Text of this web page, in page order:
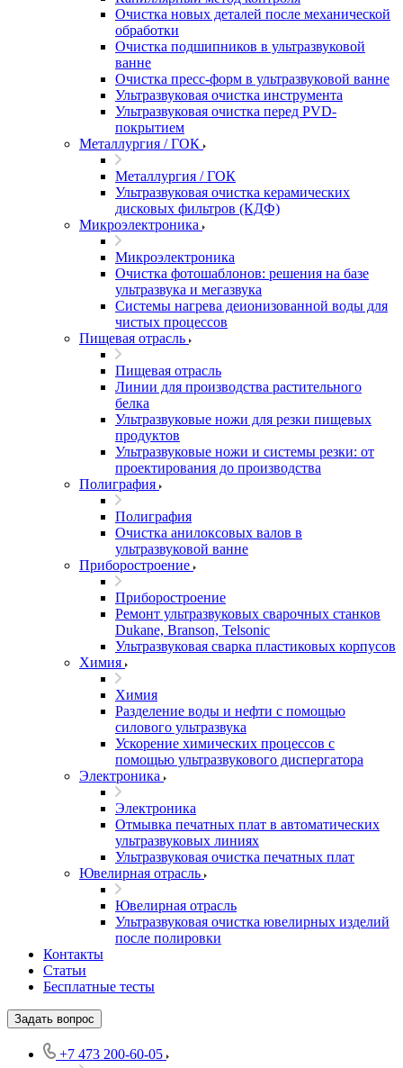
Очистка новых деталей после механической
обработки
Очистка подшипников в ультразвуковой
ванне
Очистка пресс-форм в ультразвуковой ванне
Ультразвуковая очистка инструмента
Ультразвуковая очистка перед PVD-
покрытием
Металлургия / ГОК
Металлургия / ГОК
Ультразвуковая очистка керамических
дисковых фильтров (КДФ)
Микроэлектроника
Микроэлектроника
Очистка фотошаблонов: решения на базе
ультразвука и мегазвука
Системы нагрева деионизованной воды для
чистых процессов
Пищевая отрасль
Пищевая отрасль
Линии для производства растительного
белка
Ультразвуковые ножи для резки пищевых
продуктов
Ультразвуковые ножи и системы резки: от
проектирования до производства
Полиграфия
Полиграфия
Очистка анилоксовых валов в
ультразвуковой ванне
Приборостроение
Приборостроение
Ремонт ультразвуковых сварочных станков
Dukane, Branson, Telsonic
Ультразвуковая сварка пластиковых корпусов
Химия
Химия
Разделение воды и нефти с помощью
силового ультразвука
Ускорение химических процессов с
помощью ультразвукового диспергатора
Электроника
Электроника
Отмывка печатных плат в автоматических
ультразвуковых линиях
Ультразвуковая очистка печатных плат
Ювелирная отрасль
Ювелирная отрасль
Ультразвуковая очистка ювелирных изделий
после полировки
Контакты
Статьи
Бесплатные тесты
Задать вопрос
+7 473 200-60-05